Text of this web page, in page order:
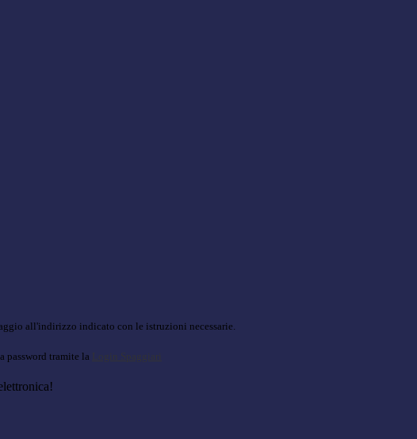
all'indirizzo indicato con le istruzioni necessarie.
password tramite la Login Spaggiari